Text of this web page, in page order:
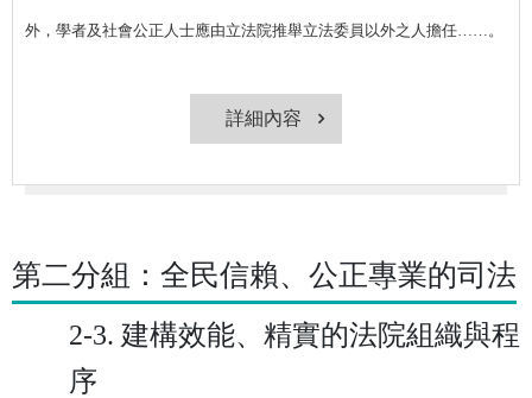
外，學者及社會公正人士應由立法院推舉立法委員以外之人擔任……。
詳細內容
第二分組：全民信賴、公正專業的司法
2-3. 建構效能、精實的法院組織與程
序